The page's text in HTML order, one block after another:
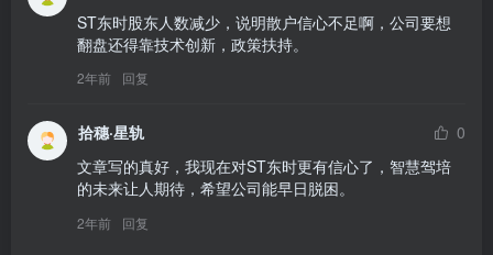
ST东时股东人数减少，说明散户信心不足啊，公司要想
翻盘还得靠技术创新，政策扶持。
2年前 回复
拾穗·星轨
0
文章写的真好，我现在对ST东时更有信心了，智慧驾培
的未来让人期待，希望公司能早日脱困。
2年前 回复